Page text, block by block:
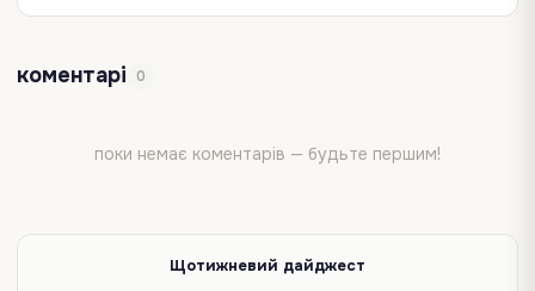
коментарі 0
поки немає коментарів — будьте першим!
Щотижневий дайджест